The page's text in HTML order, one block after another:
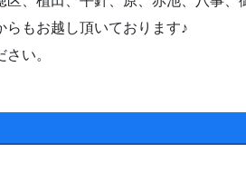
もお越し頂いております♪
い。